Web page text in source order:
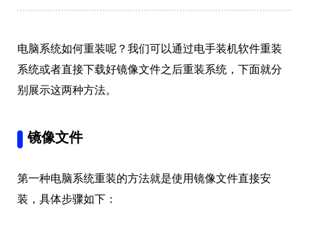
电脑系统如何重装呢？我们可以通过电手装机软件重装
系统或者直接下载好镜像文件之后重装系统，下面就分
别展示这两种方法。
镜像文件
第一种电脑系统重装的方法就是使用镜像文件直接安
装，具体步骤如下：